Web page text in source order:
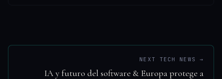
NEXT TECH NEWS →
IA y futuro del software & Europa protege a